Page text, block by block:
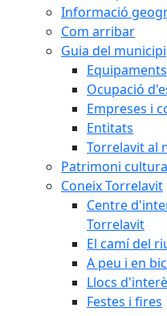
Informació
Com arribar
Guia del municipi
Equipaments
Ocupació
Empreses i
Entitats
Torrelavit al
Patrimoni
Coneix Torrelavit
Centre
Torrelavit
El camí del
A peu i en
Llocs
Festes i fires